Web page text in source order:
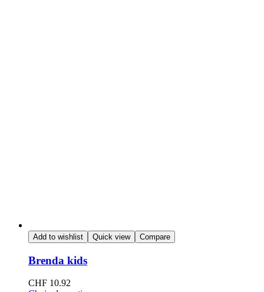
Add to wishlist Quick view Compare
Brenda kids
CHF 10.92